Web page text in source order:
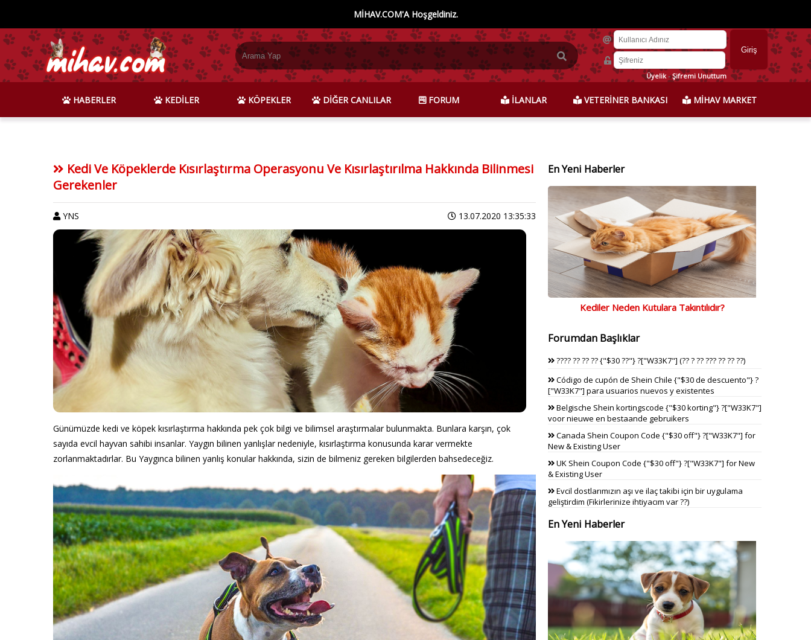
MİHAV.COM'A Hoşgeldiniz.
Üyelik-Şifremi Unuttum
HABERLER KEDİLER KÖPEKLER DİĞER CANLILAR FORUM İLANLAR VETERİNER BANKASI MİHAV MARKET
Kedi Ve Köpeklerde Kısırlaştırma Operasyonu Ve Kısırlaştırılma Hakkında Bilinmesi
Gerekenler
YNS 13.07.2020 13:35:33
Günümüzde kedi ve köpek kısırlaştırma hakkında pek çok bilgi ve bilimsel araştırmalar bulunmakta. Bunlara karşın, çok
sayıda evcil hayvan sahibi insanlar. Yaygın bilinen yanlışlar nedeniyle, kısırlaştırma konusunda karar vermekte
zorlanmaktadırlar. Bu Yaygınca bilinen yanlış konular hakkında, sizin de bilmeniz gereken bilgilerden bahsedeceğiz.
En Yeni Haberler
Kediler Neden Kutulara Takıntılıdır?
Forumdan Başlıklar
???? ?? ?? ?? {"$30 ??"} ?["W33K7"] (?? ? ?? ??? ?? ?? ??)
Código de cupón de Shein Chile {"$30 de descuento"} ?
["W33K7"] para usuarios nuevos y existentes
Belgische Shein kortingscode {"$30 korting"} ?["W33K7"]
voor nieuwe en bestaande gebruikers
Canada Shein Coupon Code {"$30 off"} ?["W33K7"] for
New & Existing User
UK Shein Coupon Code {"$30 off"} ?["W33K7"] for New
& Existing User
Evcil dostlarımızın aşı ve ilaç takibi için bir uygulama
geliştirdim (Fikirlerinize ihtiyacım var ??)
En Yeni Haberler